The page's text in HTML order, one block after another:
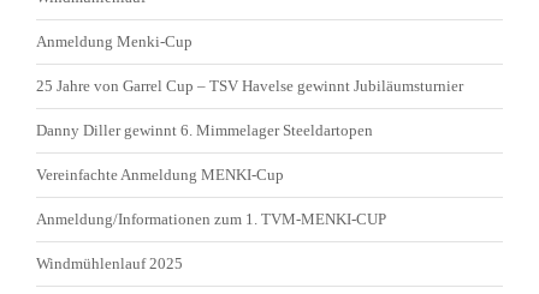
Anmeldung Menki-Cup
25 Jahre von Garrel Cup – TSV Havelse gewinnt Jubiläumsturnier
Danny Diller gewinnt 6. Mimmelager Steeldartopen
Vereinfachte Anmeldung MENKI-Cup
Anmeldung/Informationen zum 1. TVM-MENKI-CUP
Windmühlenlauf 2025